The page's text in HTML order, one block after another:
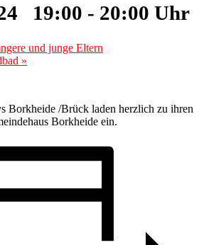
19:00 - 20:00
und junge Eltern
»
Borkheide /Brück laden herzlich zu ihren
Borkheide ein.